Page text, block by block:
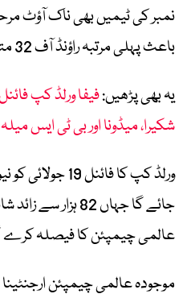
نمبر کی ٹیمیں بھی ناک آؤٹ
باعث پہلی مرتبہ راؤنڈ آف 32 متعارف کرایا گیا ہے۔
یہ بھی پڑھیں:فیفا ورلڈ کپ
شکیرا، میڈونا اور بی ٹی ایس میلہ
ورلڈ کپ کا
جائے گا جہاں 82
عالمی چیمپئن کا فیصلہ کرے
موجودہ عالمی چیمپئن